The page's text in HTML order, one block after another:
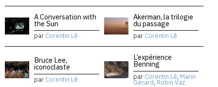
A Conversation with
the Sun
par Corentin Lê
Akerman, la trilogie
du passage
par Corentin Lê
Bruce Lee,
iconoclaste
par Corentin Lê
L’expérience
Benning
par Corentin Lê, Marin
Gérard, Robin Vaz